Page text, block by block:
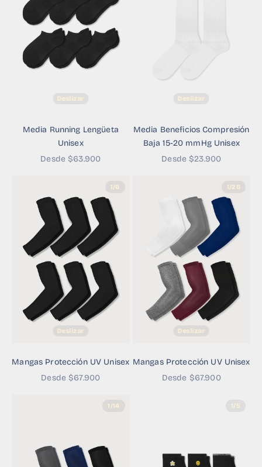
Deslizar
Media Running Lengüeta
Unisex
Precio de oferta
Desde $63.900
Deslizar
Media Beneficios Compresión
Baja 15-20 mmHg Unisex
Precio de oferta
Desde $23.900
1/6
Deslizar
Mangas Protección UV Unisex
Precio de oferta
Desde $67.900
1/26
Deslizar
Mangas Protección UV Unisex
Precio de oferta
Desde $67.900
1/14 1/5